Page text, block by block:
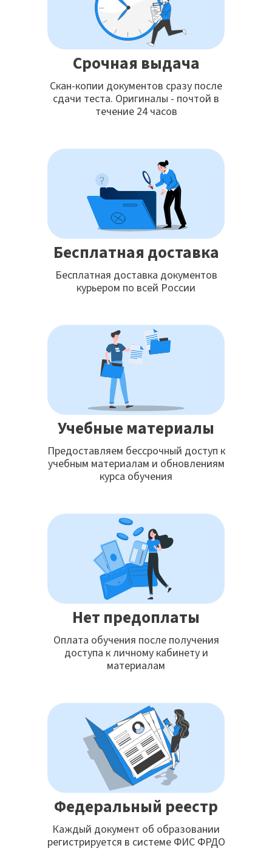
Срочная выдача
Скан-копии документов сразу после
сдачи теста. Оригиналы - почтой в
течение 24 часов
Бесплатная доставка
Бесплатная доставка документов
курьером по всей России
Учебные материалы
Предоставляем бессрочный доступ к
учебным материалам и обновлениям
курса обучения
Нет предоплаты
Оплата обучения после получения
доступа к личному кабинету и
материалам
Федеральный реестр
Каждый документ об образовании
регистрируется в системе ФИС ФРДО